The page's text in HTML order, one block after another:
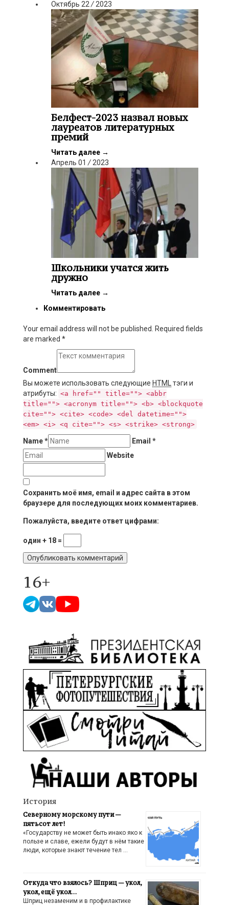
Октябрь 22 / 2023
Белфест-2023 назвал новых
лауреатов литературных
премий
Читать далее →
Апрель 01 / 2023
Школьники учатся жить
дружно
Читать далее →
Комментировать
Your email address will not be published. Required fields
are marked *
Comment
Вы можете использовать следующие HTML
тэги и
атрибуты: <a href="" title=""> <abbr
title=""> <acronym title=""> <b> <blockquote
cite=""> <cite> <code> <del datetime="">
<em> <i> <q cite=""> <s> <strike> <strong>
Name* Email *
Website
Сохранить моё имя, email и адрес сайта в этом
браузере для последующих моих комментариев.
Пожалуйста, введите ответ цифрами:
один + 18 =
16+
История
Северному морскому пути —
пятьсот лет!
«Государству не может быть инако яко к
пользе и славе, ежели будут в нём такие
люди, которые знают течение тел …
Откуда что взялось? Шприц — укол,
укол, ещё укол…
Шприц незаменим и в профилактике